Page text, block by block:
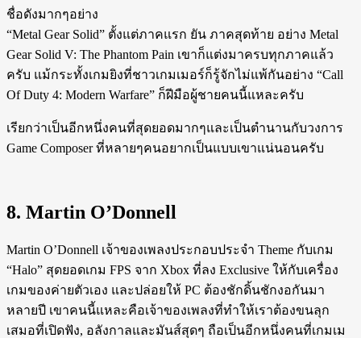
ชื่อดังมากๆอย่าง
“Metal Gear Solid” ตั้งแต่ภาคแรก ยัน ภาคสุดท้าย อย่าง Metal
Gear Solid V: The Phantom Pain เขาก็แต่งมาครบทุกภาคแล้ว
ครับ แม้กระทั้งเกมยิงที่ชาวเกมเมอร์ก็รู้จักไม่แพ้กันอย่าง “Call
Of Duty 4: Modern Warfare” ก็ฝีมือผู้ชายคนนี้แหละครับ
เรียกว่าเป็นอีกหนึ่งคนที่สุดยอดมากๆและเป็นตำนานกับวงการ
Game Composer ที่หลายๆคนอยากเป็นแบบเขาแน่นอนครับ
8. Martin O’Donnell
Martin O’Donnell เจ้าของเพลงประกอบประจำ Theme กับเกม
“Halo” สุดยอดเกม FPS จาก Xbox ที่ลง Exclusive ให้กับเครื่อง
เกมของค่ายตัวเอง และปล่อยให้ PC ต้องชักดิ้นชักงอกันมา
หลายปี เขาคนนี้แหละคือเจ้าของเพลงที่ทำให้เราต้องขนลุก
เสมอที่เปิดฟัง, อลังกาลและมันส์สุดๆ ถือเป็นอีกหนึ่งคนที่เกมเม